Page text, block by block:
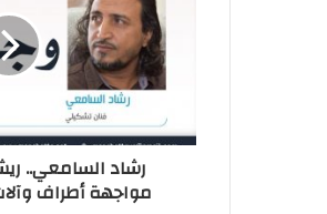
رشاد السامعي..
مواجهة أطراف